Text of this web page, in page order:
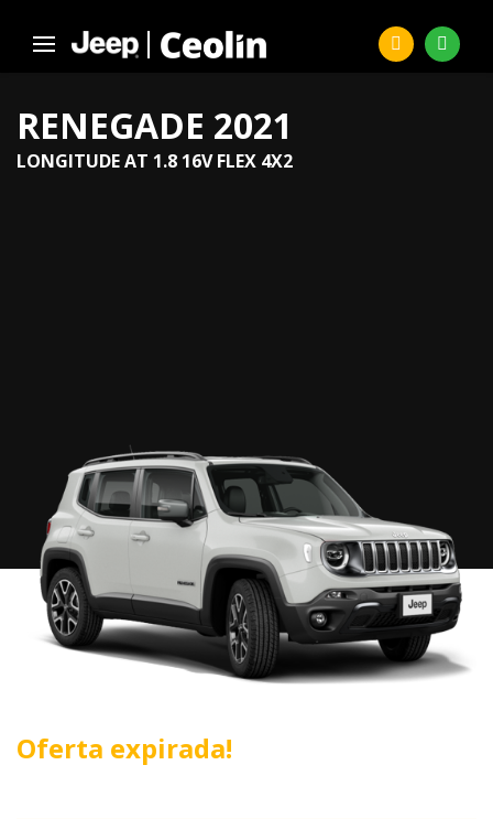
RENEGADE 2021
LONGITUDE AT 1.8 16V FLEX 4X2
Oferta expirada!